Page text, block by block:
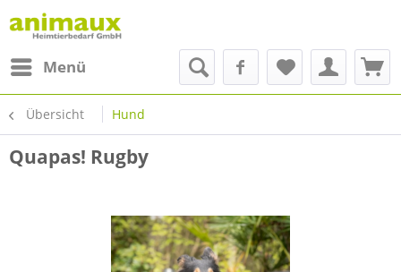
Menü
Übersicht Hund
Quapas! Rugby